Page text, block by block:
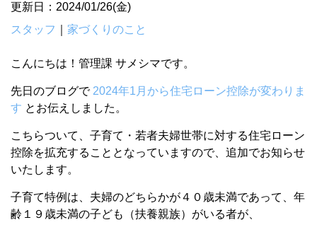
更新日：2024/01/26(金)
スタッフ
家づくりのこと
こんにちは！管理課 サメシマです。
先日のブログで 2024年1月から住宅ローン控除が変わりま
す とお伝えしました。
こちらついて、子育て・若者夫婦世帯に対する住宅ローン
控除を拡充することとなっていますので、追加でお知らせ
いたします。
子育て特例は、夫婦のどちらかが４０歳未満であって、年
齢１９歳未満の子ども（扶養親族）がいる者が、